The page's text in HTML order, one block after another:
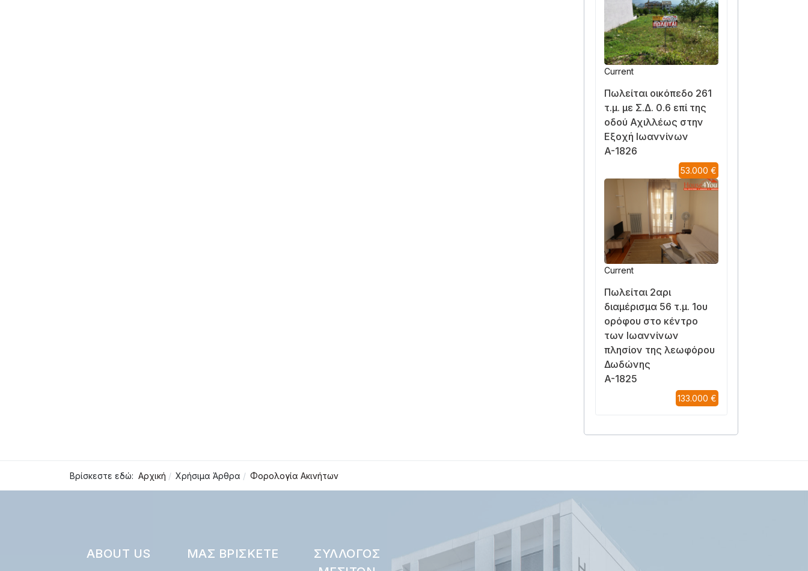
Current
Πωλείται οικόπεδο 261
τ.μ. με Σ.Δ. 0.6 επί της
οδού Αχιλλέως στην
Εξοχή Ιωαννίνων
A-1826
53.000 €
Current
Πωλείται 2αρι
διαμέρισμα 56 τ.μ. 1ου
ορόφου στο κέντρο
των Ιωαννίνων
πλησίον της λεωφόρου
Δωδώνης
A-1825
133.000 €
Βρίσκεστε εδώ: Αρχική Χρήσιμα Άρθρα Φορολογία Ακινήτων
ABOUT US ΜΑΣ ΒΡΊΣΚΕΤΕ
ΣΎΛΛΟΓΟΣ